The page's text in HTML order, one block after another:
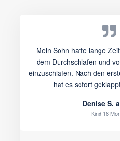
Mein Sohn hatte lange
dem Durchschlafen und
einzuschlafen. Nach den
hat es sofort
Denise S.
Kind 18